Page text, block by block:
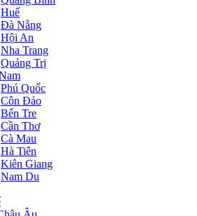
Huế
Đà Nẵng
Hội An
Nha Trang
Quảng Trị
Phú Quốc
Côn Đảo
Bến Tre
Cần Thơ
Cà Mau
Hà Tiên
Kiên Giang
Nam Du